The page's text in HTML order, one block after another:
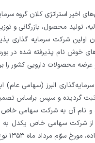
اخیر استراتژی کلان گروه
تولید محصول، بازرگانی و
عرضه محصولات دارویی کشور را
شرکت سهامی خاص یکدل به